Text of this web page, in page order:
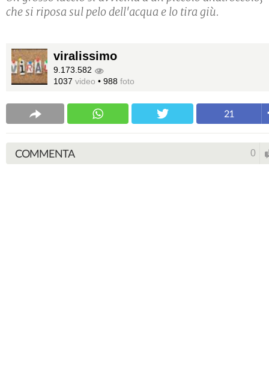
che si riposa sul pelo dell'acqua e lo tira giù.
viralissimo
9.173.582
1037 video • 988 foto
21
COMMENTA 0